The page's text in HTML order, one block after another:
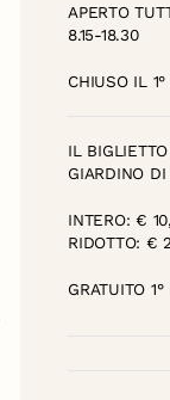
APERTO
8.15-18.30
CHIUSO IL
IL
GIARDINO
INTERO: €
RIDOTTO: €
GRATUITO